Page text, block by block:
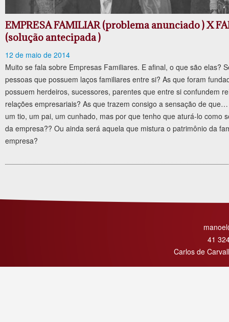
EMPRESA FAMILIAR (problema anunciado ) X
(solução antecipada )
12 de maio de 2014
Muito se fala sobre Empresas Familiares. E afinal, o que são elas?
pessoas que possuem laços familiares entre si? As que foram
possuem herdeiros, sucessores, parentes que entre si confundem
relações empresariais? As que trazem consigo a sensação de
um tio, um pai, um cunhado, mas por que tenho que aturá-lo como
da empresa?? Ou ainda será aquela que mistura o patrimônio da
empresa?
41
Carlos de